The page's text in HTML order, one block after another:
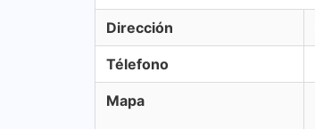
Dirección
Télefono
Mapa